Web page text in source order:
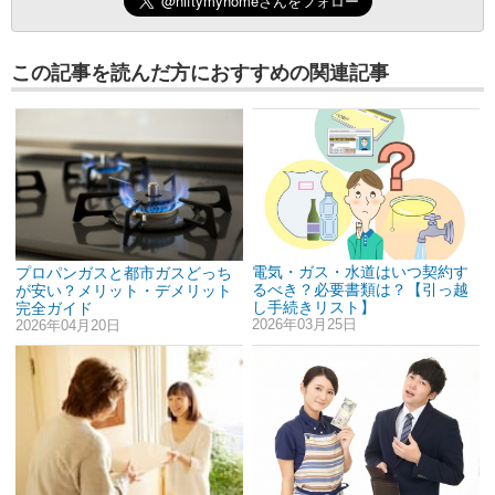
この記事を読んだ方におすすめの関連記事
プロパンガスと都市ガスどっち
が安い？メリット・デメリット
完全ガイド
2026年04月20日
電気・ガス・水道はいつ契約す
るべき？必要書類は？【引っ越
し手続きリスト】
2026年03月25日